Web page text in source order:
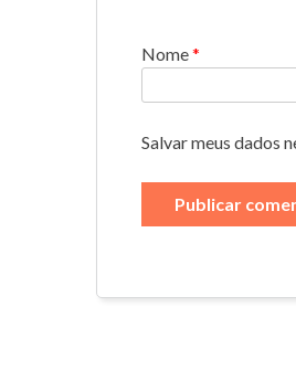
Nome*
Salvar meus dados